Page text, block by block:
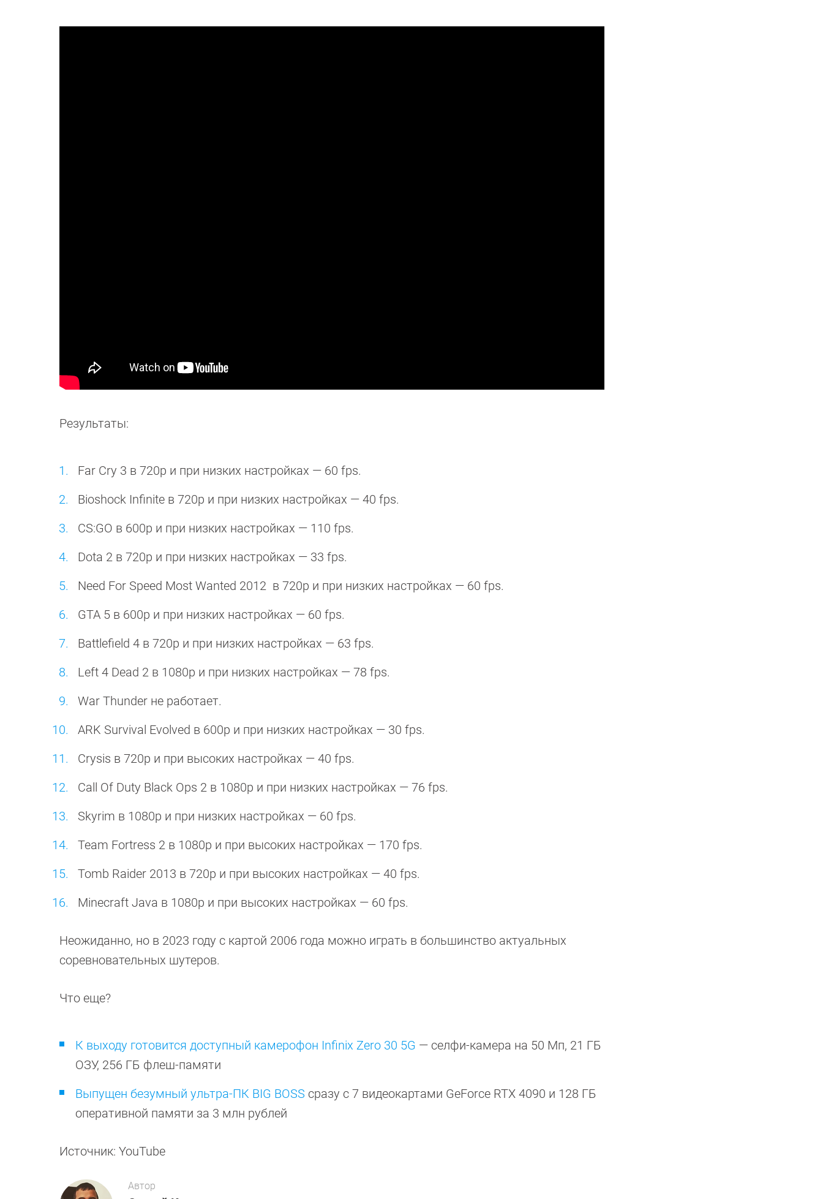
Результаты:
Far Cry 3 в 720p и при низких настройках — 60 fps.
Bioshock Infinite в 720p и при низких настройках — 40 fps.
CS:GO в 600p и при низких настройках — 110 fps.
Dota 2 в 720p и при низких настройках — 33 fps.
Need For Speed Most Wanted 2012 в 720p и при низких настройках — 60 fps.
GTA 5 в 600p и при низких настройках — 60 fps.
Battlefield 4 в 720p и при низких настройках — 63 fps.
Left 4 Dead 2 в 1080p и при низких настройках — 78 fps.
War Thunder не работает.
ARK Survival Evolved в 600p и при низких настройках — 30 fps.
Crysis в 720p и при высоких настройках — 40 fps.
Call Of Duty Black Ops 2 в 1080p и при низких настройках — 76 fps.
Skyrim в 1080p и при низких настройках — 60 fps.
Team Fortress 2 в 1080p и при высоких настройках — 170 fps.
Tomb Raider 2013 в 720p и при высоких настройках — 40 fps.
Minecraft Java в 1080p и при высоких настройках — 60 fps.
Неожиданно, но в 2023 году с картой 2006 года можно играть в большинство актуальных
соревновательных шутеров.
Что еще?
К выходу готовится доступный камерофон Infinix Zero 30 5G — селфи-камера на 50 Мп, 21 ГБ
ОЗУ, 256 ГБ флеш-памяти
Выпущен безумный ультра-ПК BIG BOSS сразу с 7 видеокартами GeForce RTX 4090 и 128 ГБ
оперативной памяти за 3 млн рублей
Источник: YouTube
Автор